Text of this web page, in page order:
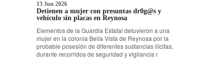
13 Jun 2026
Detienen a mujer con presuntas dr0g@s y
vehículo sin placas en Reynosa
Elementos de la Guardia Estatal detuvieron a una
mujer en la colonia Bella Vista de Reynosa por la
probable posesión de diferentes sustancias ilícitas,
durante recorridos de seguridad y vigilancia r